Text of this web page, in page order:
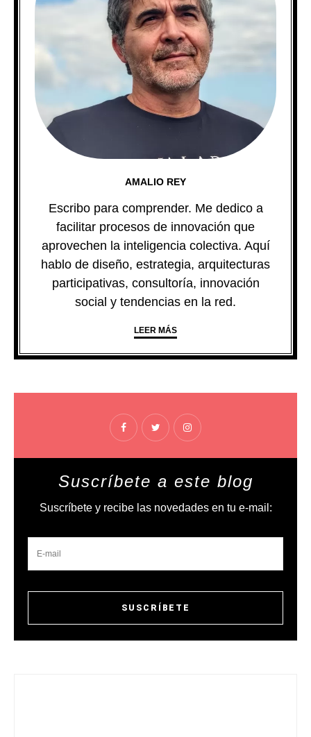
AMALIO REY
Escribo para comprender. Me dedico a
facilitar procesos de innovación que
aprovechen la inteligencia colectiva. Aquí
hablo de diseño, estrategia, arquitecturas
participativas, consultoría, innovación
social y tendencias en la red.
LEER MÁS
Suscríbete a este blog
Suscríbete y recibe las novedades en tu e-mail: